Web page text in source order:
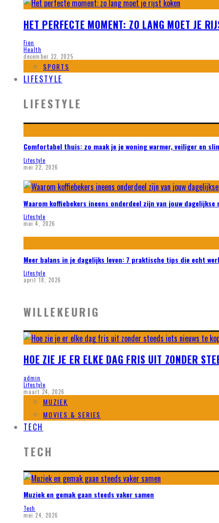
HET PERFECTE MOMENT: ZO LANG MOET JE
Fien
Health
december 22, 2025
SPORTS
LIFESTYLE
LIFESTYLE
Comfortabel thuis: zo maak je je woning warmer, veiliger en
Lifestyle
mei 22, 2026
Waarom koffiebekers ineens onderdeel zijn van jouw
Lifestyle
mei 4, 2026
Meer balans in je dagelijks leven: 7 praktische tips die echt
Lifestyle
april 18, 2026
WILLEKEURIG
HOE ZIE JE ER ELKE DAG FRIS UIT ZONDER
admin
Lifestyle
maart 24, 2026
MUZIEK
MOVIES & SERIES
TECH
TECH
Muziek en gemak gaan steeds vaker samen
Tech
mei 24, 2026